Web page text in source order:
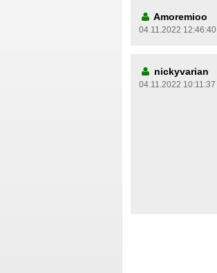
Amoremioo
04.11.2022 12:46:40
nickyvarian
04.11.2022 10:11:37